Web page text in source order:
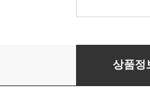
Pink Floyd (
상품정